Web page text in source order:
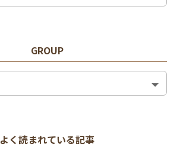
GROUP
よく読まれている記事